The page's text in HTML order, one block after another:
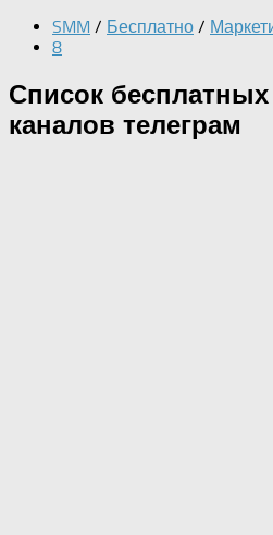
SMM / Бесплатно /
8
Список бесплатных
каналов телеграм